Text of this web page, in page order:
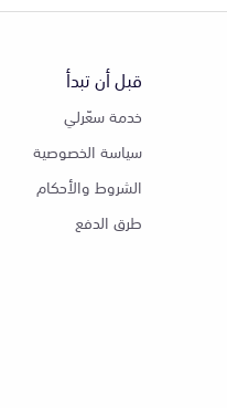
قبل أن تبدأ
خدمة سعّرلي
سياسة الخصوصية
الشروط والأحكام
طرق الدفع